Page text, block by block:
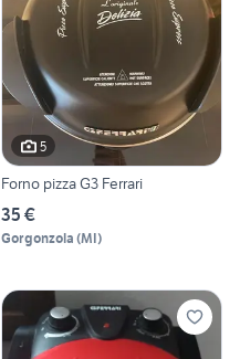
5
Forno pizza G3 Ferrari
35 €
Gorgonzola (MI)